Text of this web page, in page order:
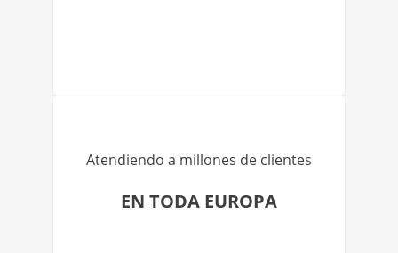
Atendiendo a millones de clientes
EN TODA EUROPA